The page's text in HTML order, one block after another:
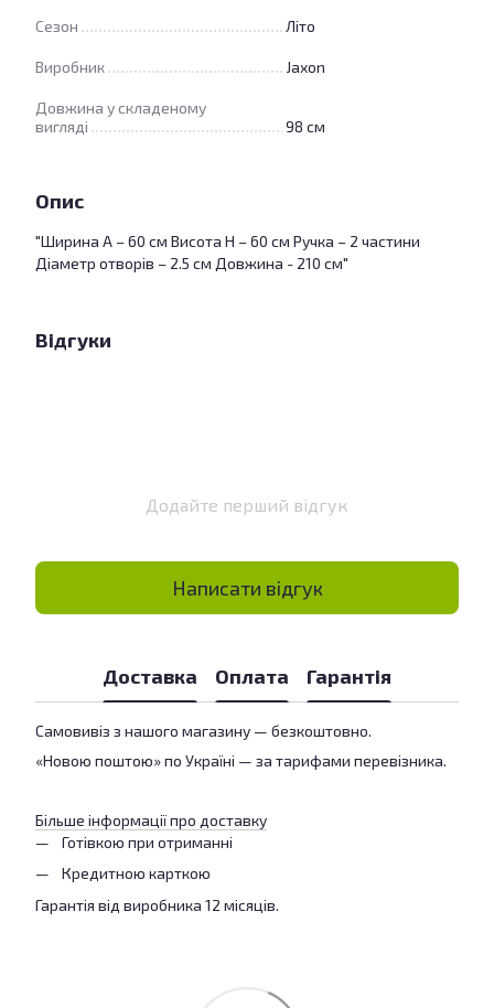
Сезон Літо
Виробник Jaxon
Довжина у складеному
вигляді
98 см
Опис
"Ширина А – 60 см Висота Н – 60 см Ручка – 2 частини
Діаметр отворів – 2.5 см Довжина - 210 см"
Відгуки
Додайте перший відгук
Написати відгук
Доставка Оплата Гарантія
Самовивіз з нашого магазину — безкоштовно.
«Новою поштою» по Україні — за тарифами перевізника.
Більше інформації про доставку
Готівкою при отриманні
Кредитною карткою
Гарантія від виробника 12 місяців.